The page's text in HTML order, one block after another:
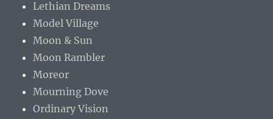
Lethian Dreams
Model Village
Moon & Sun
Moon Rambler
Moreor
Mourning Dove
Ordinary Vision